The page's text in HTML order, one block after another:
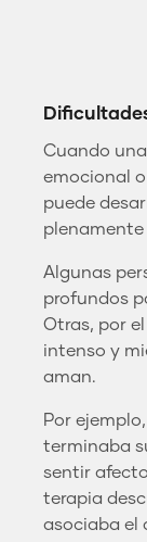
Cuando
emocional
puede
plenamente
Algunas
profundos
Otras, por
intenso y
aman.
Por
terminaba
sentir
terapia
asociaba el